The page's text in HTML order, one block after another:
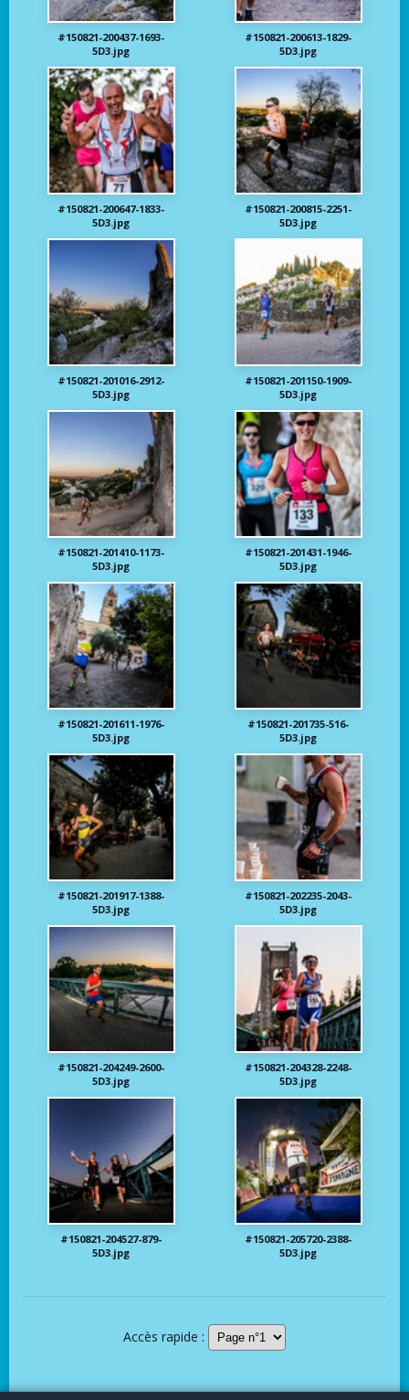
#150821-200437-1693-
5D3.jpg
#150821-200613-1829-
5D3.jpg
#150821-200647-1833-
5D3.jpg
#150821-200815-2251-
5D3.jpg
#150821-201016-2912-
5D3.jpg
#150821-201150-1909-
5D3.jpg
#150821-201410-1173-
5D3.jpg
#150821-201431-1946-
5D3.jpg
#150821-201611-1976-
5D3.jpg
#150821-201735-516-
5D3.jpg
#150821-201917-1388-
5D3.jpg
#150821-202235-2043-
5D3.jpg
#150821-204249-2600-
5D3.jpg
#150821-204328-2248-
5D3.jpg
#150821-204527-879-
5D3.jpg
#150821-205720-2388-
5D3.jpg
Accès rapide :